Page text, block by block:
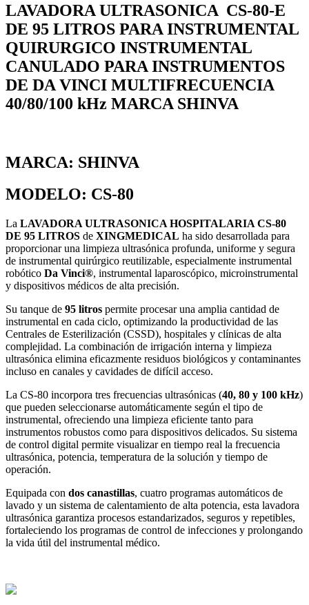
LAVADORA ULTRASONICA CS-80-E
DE 95 LITROS PARA INSTRUMENTAL
QUIRURGICO INSTRUMENTAL
CANULADO PARA INSTRUMENTOS
DE DA VINCI MULTIFRECUENCIA
40/80/100 kHz MARCA SHINVA
MARCA: SHINVA
MODELO: CS-80
La LAVADORA ULTRASONICA HOSPITALARIA CS-80
DE 95 LITROS de XINGMEDICAL ha sido desarrollada para
proporcionar una limpieza ultrasónica profunda, uniforme y segura
de instrumental quirúrgico reutilizable, especialmente instrumental
robótico Da Vinci®, instrumental laparoscópico, microinstrumental
y dispositivos médicos de alta precisión.
Su tanque de 95 litros permite procesar una amplia cantidad de
instrumental en cada ciclo, optimizando la productividad de las
Centrales de Esterilización (CSSD), hospitales y clínicas de alta
complejidad. La combinación de irrigación interna y limpieza
ultrasónica elimina eficazmente residuos biológicos y contaminantes
incluso en canales y cavidades de difícil acceso.
La CS-80 incorpora tres frecuencias ultrasónicas (40, 80 y 100 kHz)
que pueden seleccionarse automáticamente según el tipo de
instrumental, ofreciendo una limpieza eficiente tanto para
instrumentos robustos como para dispositivos delicados. Su sistema
de control digital permite visualizar en tiempo real la frecuencia
ultrasónica, potencia, temperatura de la solución y tiempo de
operación.
Equipada con dos canastillas, cuatro programas automáticos de
lavado y un sistema de calentamiento de alta potencia, esta lavadora
ultrasónica garantiza procesos estandarizados, seguros y repetibles,
fortaleciendo los programas de control de infecciones y prolongando
la vida útil del instrumental médico.